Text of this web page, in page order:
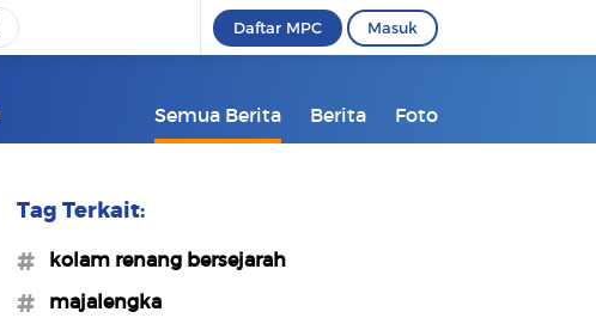
Daftar MPC Masuk
Semua Berita Berita Foto
Tag Terkait:
#kolam renang bersejarah
#majalengka